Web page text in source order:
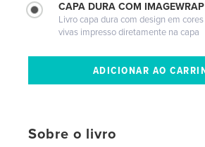
CAPA DURA COM IMAGEWRAP
Livro capa dura com design em cores
vivas impresso diretamente na capa
Sobre o livro